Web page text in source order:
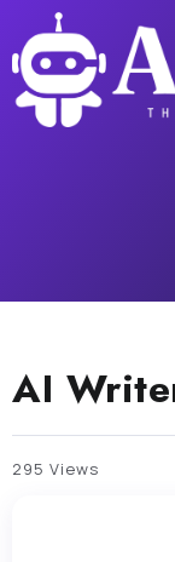
AI
295 Views